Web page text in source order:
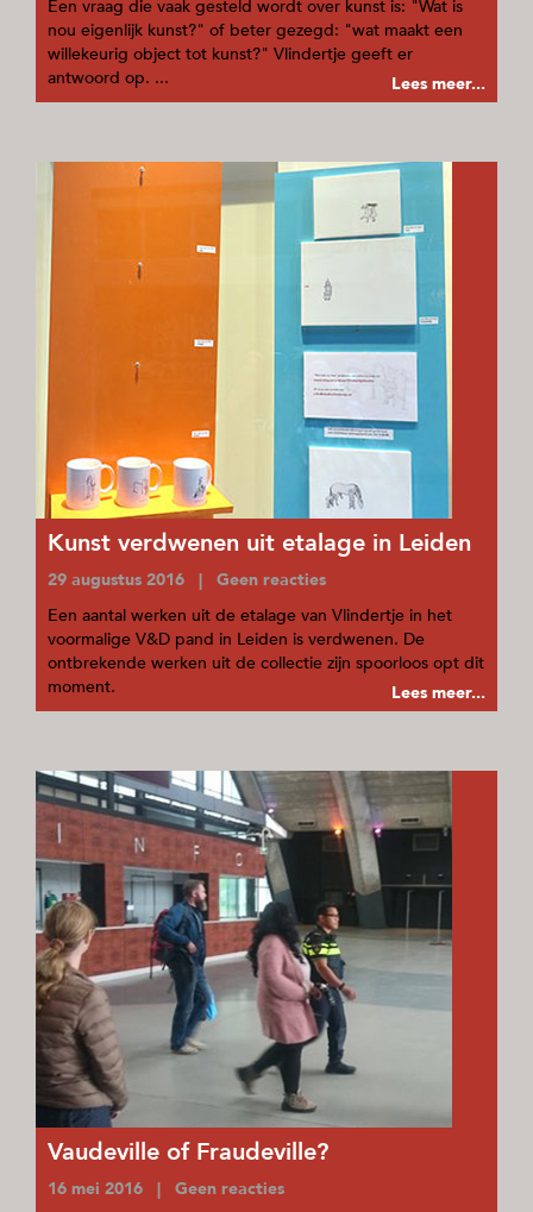
Een vraag die vaak gesteld wordt over kunst is: "Wat is
nou eigenlijk kunst?" of beter gezegd: "wat maakt een
willekeurig object tot kunst?" Vlindertje geeft er
antwoord op. ...
Lees meer...
Kunst verdwenen uit etalage in Leiden
29 augustus 2016 | Geen reacties
Een aantal werken uit de etalage van Vlindertje in het
voormalige V&D pand in Leiden is verdwenen. De
ontbrekende werken uit de collectie zijn spoorloos opt dit
moment.
Lees meer...
Vaudeville of Fraudeville?
16 mei 2016 | Geen reacties